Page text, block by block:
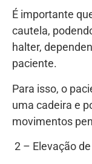
É importante
cautela,
halter,
paciente.
Para isso, o
uma cadeira e
movimentos
2 – Elevação